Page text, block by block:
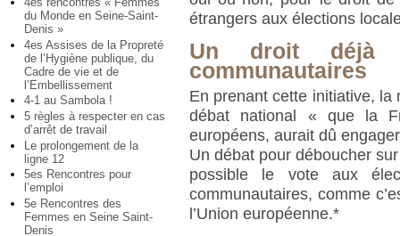
du Monde en Seine-Saint-
Denis »
4es Assises de la Propreté
de l’Hygiène publique, du
Cadre de vie et de
l’Embellissement
4-1 au Sambola !
5 règles à respecter en cas
d’arrêt de travail
Le prolongement de la
ligne 12
5es Rencontres pour
l’emploi
5e Rencontres des
Femmes en Seine Saint-
Denis
étrangers aux élections
Un droit déjà
communautaires
En prenant cette initiative, la
débat national « que la
européens, aurait dû
Un débat pour déboucher
possible le vote aux
communautaires, comme
l’Union européenne.*